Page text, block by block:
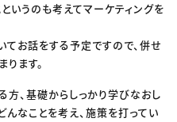
いうのも考えてマーケティングを
お話をする予定ですので、併せ
ます。
方、基礎からしっかり学びなおし
なことを考え、施策を打ってい